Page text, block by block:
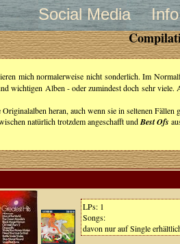
Social Media Info
mich normalerweise nicht sonderlich. Im
wichtigen Alben - oder zumindest doch sehr viele.
heran, auch wenn sie in seltenen
natürlich trotzdem angeschafft undBest Ofs
LPs: 1
Songs:
davon nur auf Single